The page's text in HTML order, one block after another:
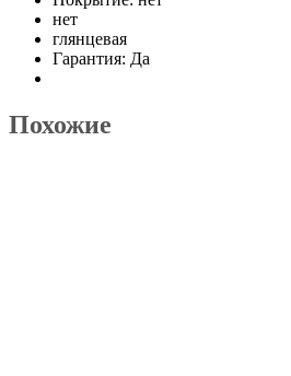
нет
глянцевая
Гарантия: Да
Похожие